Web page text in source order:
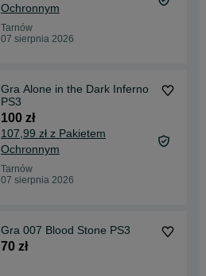
Ochronnym
Tarnów
07 sierpnia 2026
Gra Alone in the Dark Inferno
PS3
100 zł
107,99 zł z Pakietem
Ochronnym
Tarnów
07 sierpnia 2026
Gra 007 Blood Stone PS3
70 zł